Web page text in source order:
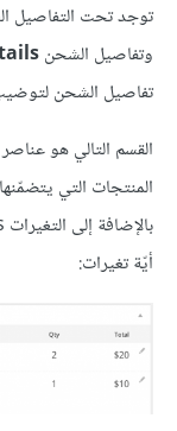
توجد تحت التفاصيل
وتفاصيل الشحن
تفاصيل الشحن
القسم التالي هو
المنتجات التي
أيّة تغيرات: